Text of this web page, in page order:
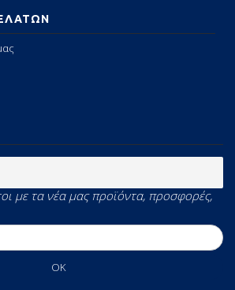
με τα νέα μας προϊόντα, προσφορές,
OK